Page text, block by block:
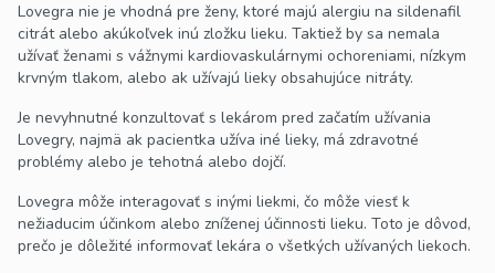
Lovegra nie je vhodná pre ženy, ktoré majú alergiu na sildenafil
citrát alebo akúkoľvek inú zložku lieku. Taktiež by sa nemala
užívať ženami s vážnymi kardiovaskulárnymi ochoreniami, nízkym
krvným tlakom, alebo ak užívajú lieky obsahujúce nitráty.
Je nevyhnutné konzultovať s lekárom pred začatím užívania
Lovegry, najmä ak pacientka užíva iné lieky, má zdravotné
problémy alebo je tehotná alebo dojčí.
Lovegra môže interagovať s inými liekmi, čo môže viesť k
nežiaducim účinkom alebo zníženej účinnosti lieku. Toto je dôvod,
prečo je dôležité informovať lekára o všetkých užívaných liekoch.